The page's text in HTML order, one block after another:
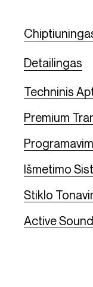
Detailingas
Techninis
Premium
Išmetimo
Stiklo
Active Sound